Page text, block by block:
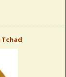
Tchad